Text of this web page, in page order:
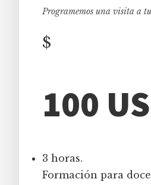
Programemos una visita a
$
100
3 horas.
Formación para